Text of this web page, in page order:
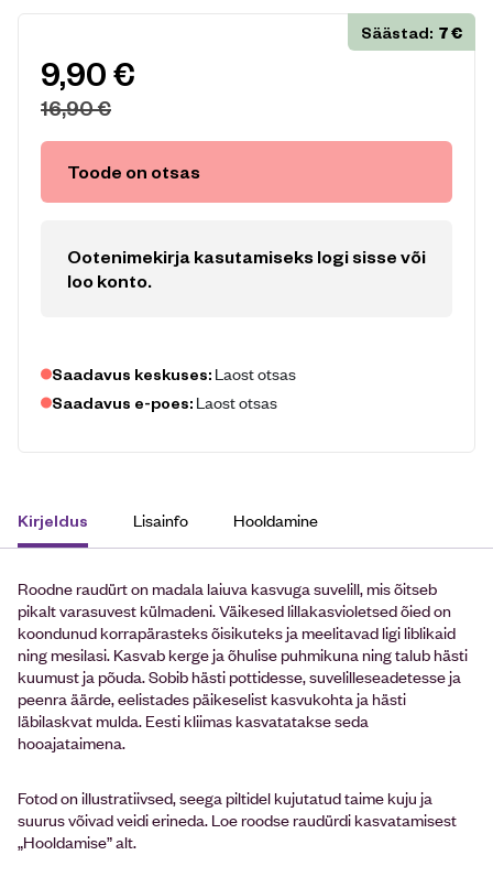
9,90€
16,90€
Säästad: 7€
Toode on otsas
Ootenimekirja kasutamiseks logi sisse või
loo konto.
Saadavus keskuses: Laost otsas
Saadavus e-poes: Laost otsas
Kirjeldus Lisainfo Hooldamine
Roodne raudürt on madala laiuva kasvuga suvelill, mis õitseb
pikalt varasuvest külmadeni. Väikesed lillakasvioletsed õied on
koondunud korrapärasteks õisikuteks ja meelitavad ligi liblikaid
ning mesilasi. Kasvab kerge ja õhulise puhmikuna ning talub hästi
kuumust ja põuda. Sobib hästi pottidesse, suvelilleseadetesse ja
peenra äärde, eelistades päikeselist kasvukohta ja hästi
läbilaskvat mulda. Eesti kliimas kasvatatakse seda
hooajataimena.
Fotod on illustratiivsed, seega piltidel kujutatud taime kuju ja
suurus võivad veidi erineda. Loe roodse raudürdi kasvatamisest
„Hooldamise” alt.